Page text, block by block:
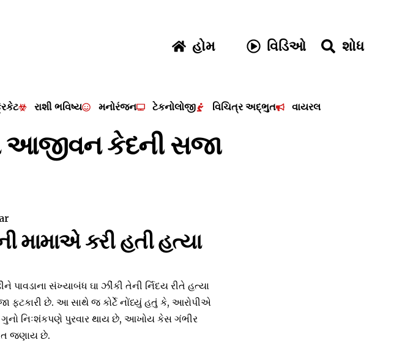
હોમ વિડિઓ શોધ
રાશી ભવિષ્ય મનોરંજન ટેકનોલોજી વિચિત્ર અદ્ભુત વાયરલ
આજીવન કેદની સજા
મામાએ કરી હતી હત્યા
પાવડાના સંખ્યાબંધ ઘા ઝીંકી તેની ર્નિદય રીતે હત્યા
ફટકારી છે. આ સાથે જ કોર્ટે નોંધ્યું હતું કે, આરોપીએ
ગુનો નિઃશંકપણે પુરવાર થાય છે, આખોય કેસ ગંભીર
જણાય છે.